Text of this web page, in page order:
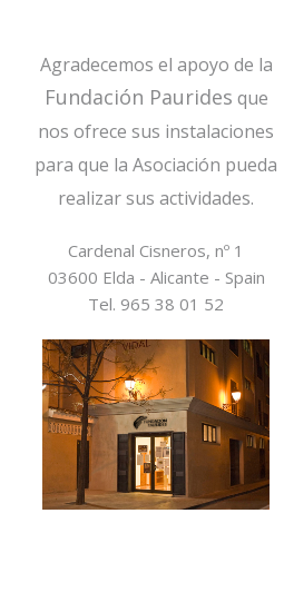
Agradecemos el apoyo de la
Fundación Paurides que
nos ofrecesus instalaciones
para que la Asociación pueda
realizar sus actividades.
Cardenal Cisneros, nº 1
03600 Elda - Alicante - Spain
Tel. 965 38 01 52